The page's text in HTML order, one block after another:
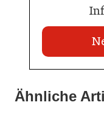
Ähnliche
20. Juli 2026